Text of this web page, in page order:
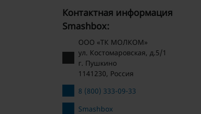
Контактная информация
Smashbox:
ООО «ТК МОЛКОМ»
ул. Костомаровская, д.5/1
г. Пушкино
1141230, Россия
8 (800) 333-09-33
Smashbox